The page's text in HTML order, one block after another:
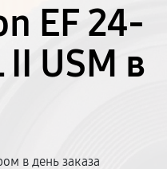
EF 24-
USM в
в день заказа